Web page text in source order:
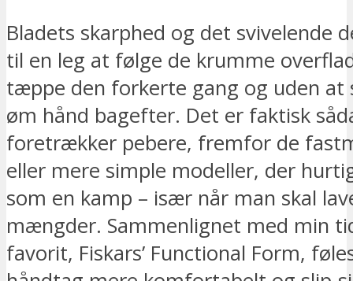
Bladets skarphed og det svivelende
til en leg at følge de krumme
tæppe den forkerte gang og uden at
øm hånd bagefter. Det er faktisk
foretrækker pebere, fremfor de
eller mere simple modeller, der
som en kamp – især når man skal
mængder. Sammenlignet med min
favorit, Fiskars’ Functional Form,